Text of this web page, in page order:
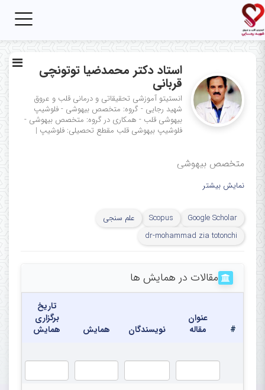
استاد دکتر محمدضیا توتونچی
قربانی
انستیتو آموزشی تحقیقاتی و درمانی قلب و عروق
شهید رجایی - گروه: متخصص بیهوشی - فلوشیپ
بیهوشی قلب - همکاری در گروه: متخصص بیهوشی -
فلوشیپ بیهوشی قلب مقطع تحصیلی: فلوشیپ |
متخصص بیهوشی
نمایش بیشتر
Google Scholar
Scopus
علم سنجی
dr-mohammad zia totonchi
مقالات در همایش ها
#
عنوان
مقاله
نویسندگان همایش
تاریخ
برگزاری
همایش